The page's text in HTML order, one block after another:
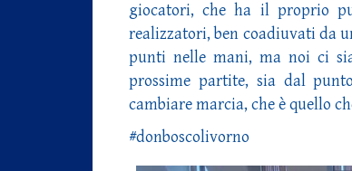
giocatori, che ha il proprio
realizzatori, ben coadiuvati da
punti nelle mani, ma noi ci
prossime partite, sia dal
cambiare marcia, che è quello
#donboscolivorno